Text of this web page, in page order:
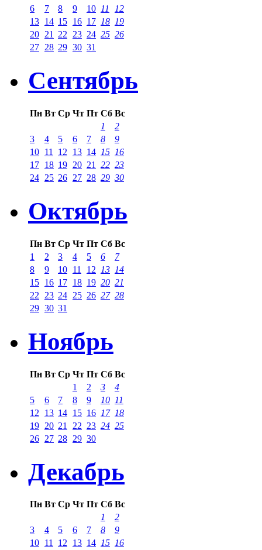
6
7 8 9 10 11
12
13 14 15 16 17 18 19
20 21 22 23 24 25 26
27 28 29 30 31
Сентябрь
Пн Вт Ср Чт Пт Сб Вс
1
2
3
4 5 6 7 8
9
10 11 12 13 14 15 16
17 18 19 20 21 22 23
24 25 26 27 28 29 30
Октябрь
Пн Вт Ср Чт Пт Сб Вс
1
2 3 4 5 6
7
8
9 10 11 12 13 14
15 16 17 18 19 20 21
22
23 24 25 26 27 28
29 30 31
Ноябрь
Пн Вт Ср Чт Пт Сб Вс
1
2 3
4
5
6 7 8 9 10 11
12
13 14 15 16 17 18
19 20 21 22 23 24 25
26 27 28 29 30
Декабрь
Пн Вт Ср Чт Пт Сб Вс
1
2
3
4 5 6 7 8
9
10 11 12 13 14 15 16